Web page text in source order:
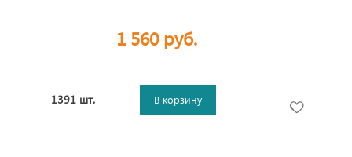
1 560 руб.
1391 шт. В корзину